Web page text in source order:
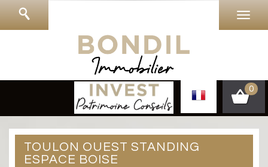
0
TOULON OUEST STANDING
ESPACE BOISE